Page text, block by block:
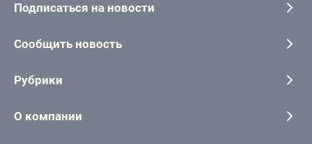
Подписаться на новости
Сообщить новость
Рубрики
О компании